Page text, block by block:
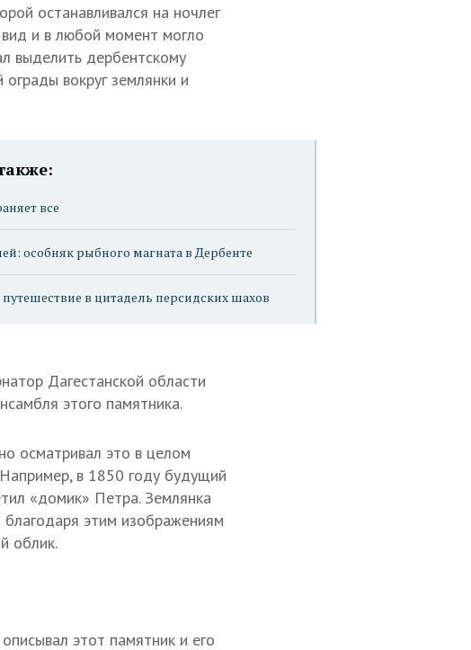
останавливался на ночлег
и в любой момент могло
выделить дербентскому
вокруг землянки и
все
особняк рыбного магната в Дербенте
в цитадель персидских шахов
Дагестанской области
этого памятника.
осматривал это в целом
в 1850 году будущий
«домик» Петра. Землянка
этим изображениям
облик.
этот памятник и его